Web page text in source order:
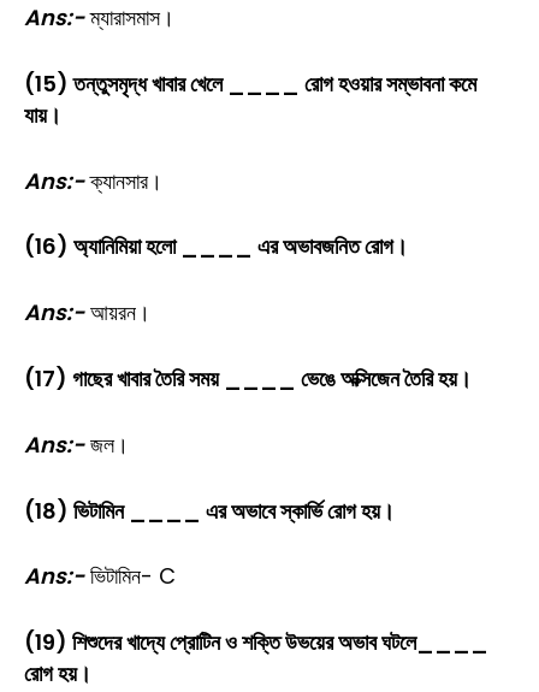
Ans:-ম্যারাসমাস।
(15) তন্তুসমৃদ্ধ খাবার খেলে ____ রোগ হওয়ার সম্ভাবনা কমে
যায়।
Ans:-ক্যানসার।
(16) অ্যানিমিয়া হলো ____ এর অভাবজনিত রোগ।
Ans:-আয়রন।
(17) গাছের খাবার তৈরি সময় ____ ভেঙে অক্সিজেন তৈরি হয়।
Ans:-জল।
(18) ভিটামিন ____ এর অভাবে স্কার্ভি রোগ হয়।
Ans:-ভিটামিন- C
(19) শিশুদের খাদ্যে প্রোটিন ও শক্তি উভয়ের অভাব ঘটলে____
রোগ হয়।